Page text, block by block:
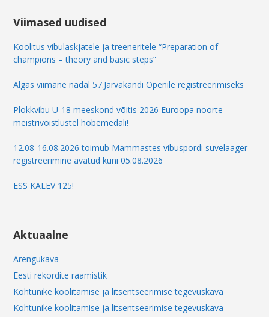
Viimased uudised
Koolitus vibulaskjatele ja treeneritele “Preparation of
champions – theory and basic steps”
Algas viimane nädal 57.Järvakandi Openile registreerimiseks
Plokkvibu U-18 meeskond võitis 2026 Euroopa noorte
meistrivõistlustel hõbemedali!
12.08-16.08.2026 toimub Mammastes vibuspordi suvelaager –
registreerimine avatud kuni 05.08.2026
ESS KALEV 125!
Aktuaalne
Arengukava
Eesti rekordite raamistik
Kohtunike koolitamise ja litsentseerimise tegevuskava
Kohtunike koolitamise ja litsentseerimise tegevuskava